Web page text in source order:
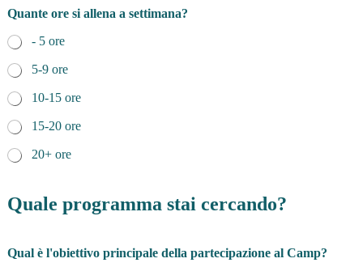
Quante ore si allena a settimana?
- 5 ore
5-9 ore
10-15 ore
15-20 ore
20+ ore
Quale programma stai cercando?
Qual è l'obiettivo principale della partecipazione al Camp?